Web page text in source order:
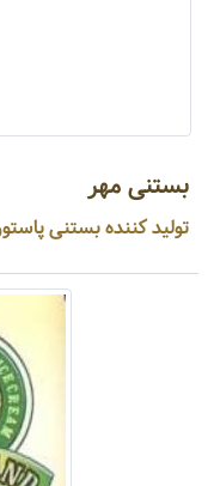
بستنی مهر
تولید کننده بستنی